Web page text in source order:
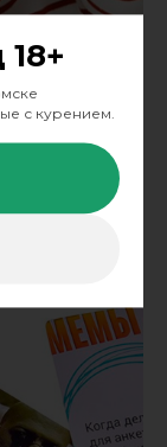
с курением.